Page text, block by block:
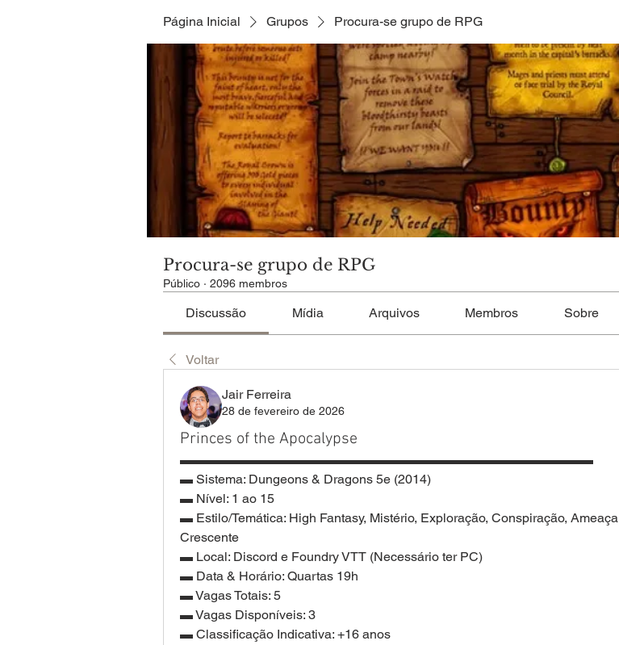
Página Inicial Grupos Procura-se grupo de RPG
Procura-se grupo de RPG
Público · 2096 membros
Discussão Mídia Arquivos Membros Sobre
Voltar
Jair Ferreira
28 de fevereiro de 2026
Princes of the Apocalypse
▬▬▬▬▬▬▬▬▬▬▬▬▬▬▬▬▬▬▬▬▬▬▬▬▬▬▬▬▬▬▬▬
▬ Sistema: Dungeons & Dragons 5e (2014)
▬ Nível: 1 ao 15
▬ Estilo/Temática: High Fantasy, Mistério, Exploração, Conspiração, Ameaça
Crescente
▬ Local: Discord e Foundry VTT (Necessário ter PC)
▬ Data & Horário: Quartas 19h
▬ Vagas Totais: 5
▬ Vagas Disponíveis: 3
▬ Classificação Indicativa: +16 anos